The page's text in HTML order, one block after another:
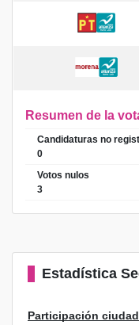
Resumen de la
Candidaturas no
0
Votos nulos
3
Estadística
Participación